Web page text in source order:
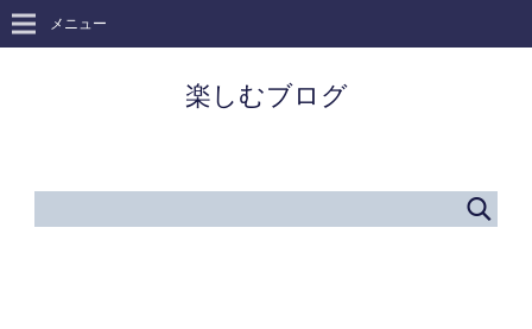
楽しむブログ
メニュー